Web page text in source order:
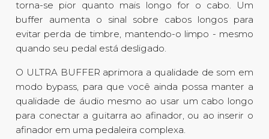
torna-se pior quanto mais longo for o cabo. Um
buffer aumenta o sinal sobre cabos longos para
evitar perda de timbre, mantendo-o limpo - mesmo
quando seu pedal está desligado.
O ULTRA BUFFER aprimora a qualidade de som em
modo bypass, para que você ainda possa manter a
qualidade de áudio mesmo ao usar um cabo longo
para conectar a guitarra ao afinador, ou ao inserir o
afinador em uma pedaleira complexa.